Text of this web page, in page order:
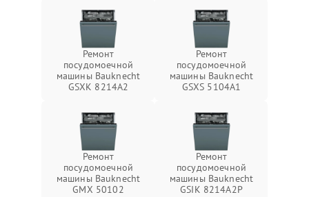
Ремонт
посудомоечной
машины Bauknecht
GSXK 8214A2
Ремонт
посудомоечной
машины Bauknecht
GSXS 5104A1
Ремонт
посудомоечной
машины Bauknecht
GMX 50102
Ремонт
посудомоечной
машины Bauknecht
GSIK 8214A2P